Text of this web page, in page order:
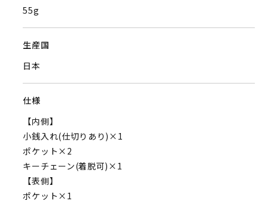
55g
生産国
日本
仕様
【内側】
小銭入れ(仕切りあり)×1
ポケット×2
キーチェーン(着脱可)×1
【表側】
ポケット×1